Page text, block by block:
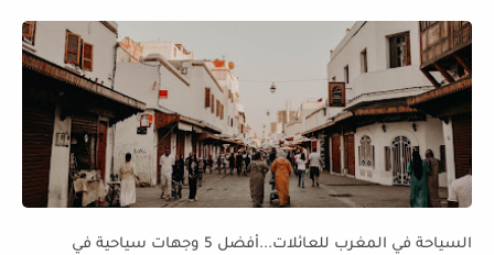
السياحة في المغرب للعائلات...أفضل 5 وجهات سياحية في